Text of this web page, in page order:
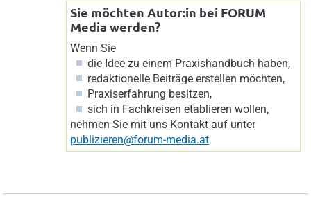
Sie möchten Autor:in bei FORUM
Media werden?
Wenn Sie
die Idee zu einem Praxishandbuch haben,
redaktionelle Beiträge erstellen möchten,
Praxiserfahrung besitzen,
sich in Fachkreisen etablieren wollen,
nehmen Sie mit uns Kontakt auf unter
publizieren@forum-media.at